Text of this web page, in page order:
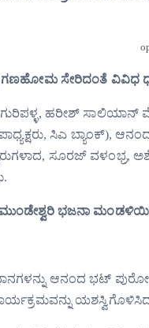
ಗಣಹೋಮ ಸೇರಿದಂತೆ ವಿವಿಧ
ಹರೀಶ್ ಸಾಲಿಯಾನ್
ಸಿಎ ಬ್ಯಾಂಕ್),
ಸೂರಜ್ ವಳಂಭ್ರ,
ಭಜನಾ
ಆನಂದ ಭಟ್